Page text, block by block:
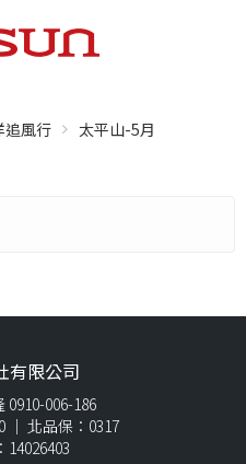
追風行 太平山-5月
有限公司
0910-006-186
｜ 北品保：0317